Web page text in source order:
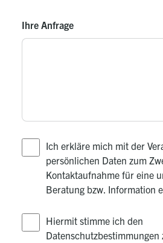
Ihre Anfrage
Ich erkläre mich mit der
persönlichen Daten zum
Kontaktaufnahme für eine
Beratung bzw. Information
Hiermit stimme ich den
Datenschutzbestimmungen